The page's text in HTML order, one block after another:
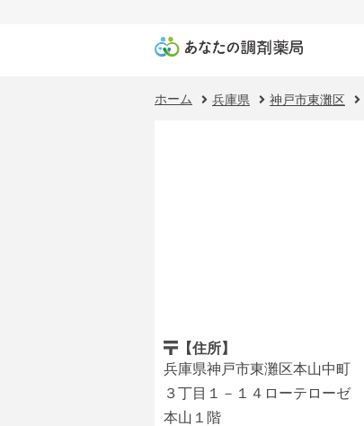
ホーム 兵庫県 神戸市東灘区
【住所】
兵庫県神戸市東灘区本山中町
３丁目１－１４ローテローゼ
本山１階